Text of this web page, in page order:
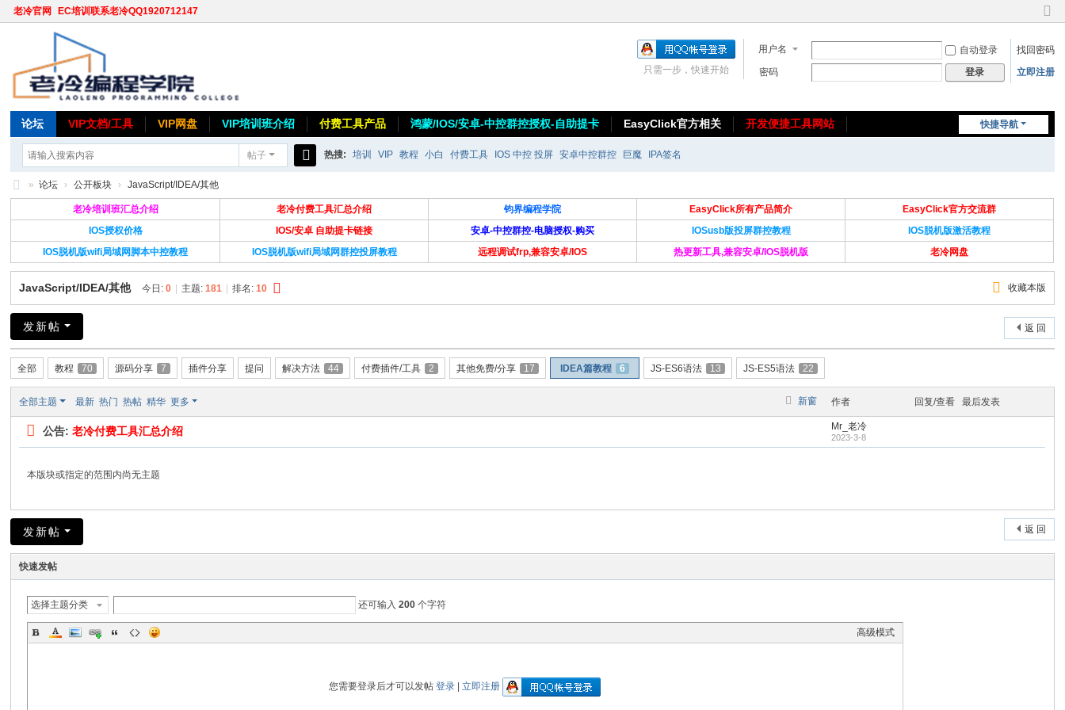
老冷官网 EC培训联系老冷QQ1920712147
切
到
窄
用户名 自动登录
找回密码
密码
登录 立即注册
只需一步，快速开始
快捷导航
论坛 VIP文档/工具 VIP网盘 VIP培训班介绍 付费工具产品 鸿蒙/IOS/安卓-中控群控授权-自助提卡 EasyClick官方相关
开发便捷工具网站
帖子
索
热搜: 培训 VIP 教程 小白 付费工具 IOS 中控 投屏 安卓中控群控 巨魔 IPA签名
» 论坛 › 公开板块 › JavaScript/IDEA/其他
老冷培训班汇总介绍 老冷付费工具汇总介绍 钧界编程学院 EasyClick所有产品简介
EasyClick官方交流群
IOS授权价格
IOS/安卓 自助提卡链接 安卓-中控群控-电脑授权-购买 IOSusb版投屏群控教程
IOS脱机版激活教程
IOS脱机版wifi局域网脚本中控教程
IOS脱机版wifi局域网群控投屏教程 远程调试frp,兼容安卓/IOS 热更新工具,兼容安卓/IOS脱机版 老冷网盘
收藏本版
JavaScript/IDEA/其他 今日:0 主题:181 排名:10
返 回
发新帖
全部 教程 70 源码分享 7 插件分享 提问 解决方法 44 付费插件/工具 2 其他免费/分享 17 IDEA篇教程 6 JS-ES6语法 13 JS-ES5语法 22
新窗
全部主题 最新 热门 热帖 精华 更多 作者 回复/查看 最后发表
公告:老冷付费工具汇总介绍 Mr_老冷
2023-3-8
本版块或指定的范围内尚无主题
返 回
发新帖
快速发帖
选择主题分类 还可输入200 个字符
高级模式
您需要登录后才可以发帖登录 |立即注册